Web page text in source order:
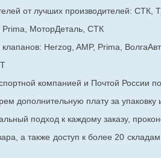
от лучших производителей: СТК,
МоторДеталь, СТК
Herzog, AMP, Prima,
компанией и Почтой России
дополнительную плату за упаковку
подход к каждому заказу,
а также доступ к более 20